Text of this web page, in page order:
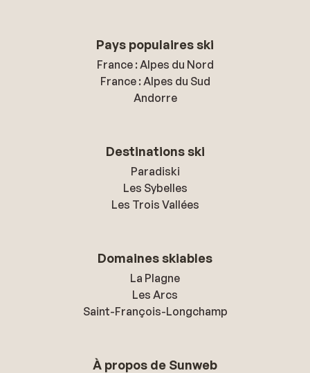
Pays populaires ski
France : Alpes du Nord
France : Alpes du Sud
Andorre
Destinations ski
Paradiski
Les Sybelles
Les Trois Vallées
Domaines skiables
La Plagne
Les Arcs
Saint-François-Longchamp
À propos de Sunweb